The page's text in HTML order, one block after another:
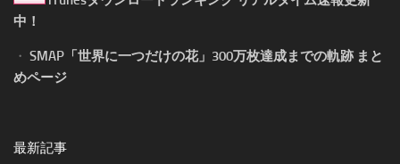
中！
・ SMAP「世界に一つだけの花」300万枚達成までの軌跡 まと
めページ
最新記事